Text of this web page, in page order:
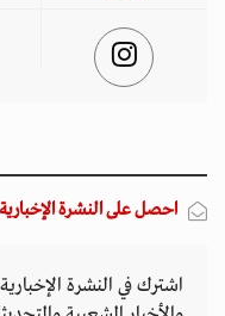
احصل على النشرة الإخبارية
اشترك في النشرة